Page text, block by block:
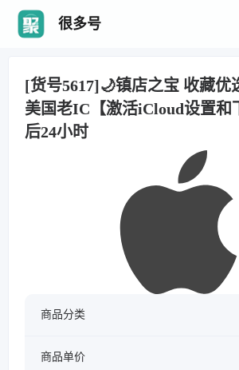
很多号
[货号5617]🌙镇店之宝 收藏优
美国老IC【激活iCloud设置和
后24小时
商品分类
商品单价